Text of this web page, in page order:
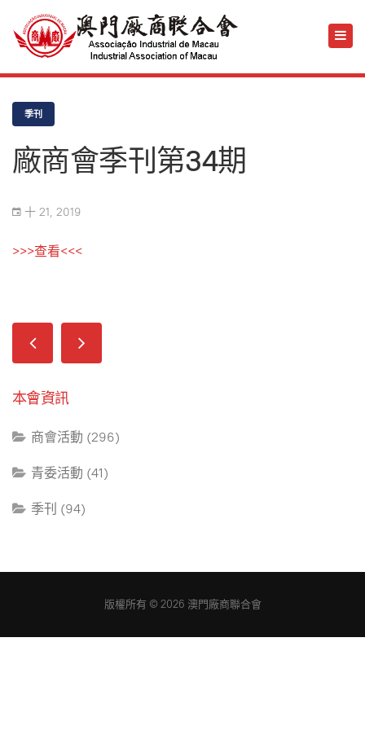
季刊
廠商會季刊第34期
十 21, 2019
>>>查看<<<
本會資訊
商會活動 (296)
青委活動 (41)
季刊 (94)
版權所有 © 2026 澳門廠商聯合會